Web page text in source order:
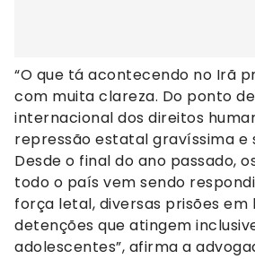
“O que tá acontecendo no Irã
com muita clareza. Do ponto
internacional dos direitos
repressão estatal gravíssima e
Desde o final do ano passado,
todo o país vem sendo
força letal, diversas prisões em
detenções que atingem
adolescentes”, afirma a